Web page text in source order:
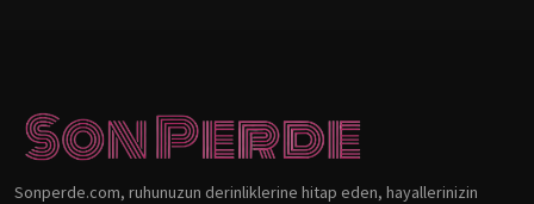
Sonperde.com, ruhunuzun derinliklerine hitap eden, hayallerinizin